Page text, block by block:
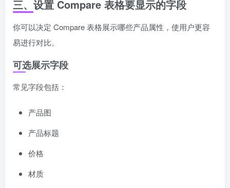
三、设置 Compare 表格要显示的字段
你可以决定 Compare 表格展示哪些产品属性，使用户更容
易进行对比。
可选展示字段
常见字段包括：
产品图
产品标题
价格
材质